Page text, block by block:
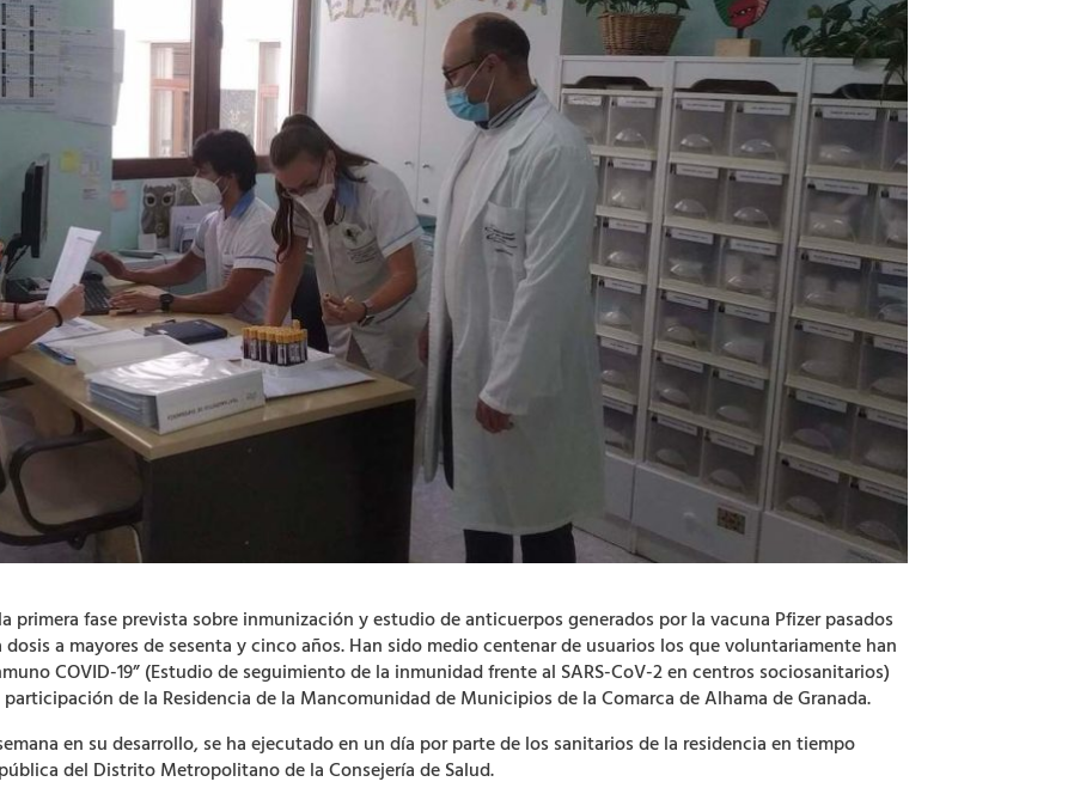
primera fase prevista sobre inmunización y estudio de anticuerpos generados por la vacuna Pfizer pasados
a mayores de sesenta y cinco años. Han sido medio centenar de usuarios los que voluntariamente han
COVID-19” (Estudio de seguimiento de la inmunidad frente al SARS-CoV-2 en centros sociosanitarios)
de la Residencia de la Mancomunidad de Municipios de la Comarca de Alhama de Granada.
en su desarrollo, se ha ejecutado en un día por parte de los sanitarios de la residencia en tiempo
del Distrito Metropolitano de la Consejería de Salud.